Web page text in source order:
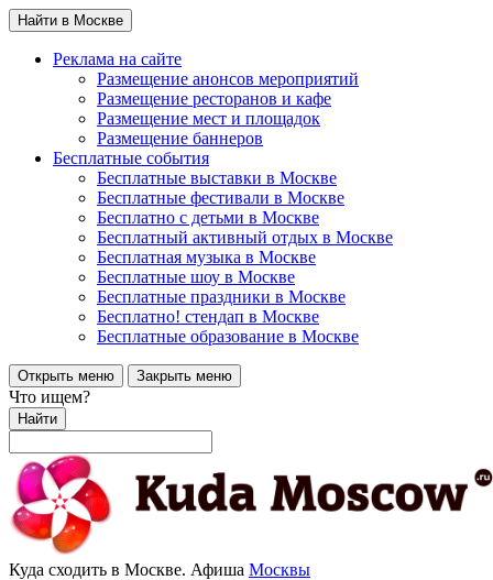
Найти в Москве
Реклама на сайте
Размещение анонсов мероприятий
Размещение ресторанов и кафе
Размещение мест и площадок
Размещение баннеров
Бесплатные события
Бесплатные выставки в Москве
Бесплатные фестивали в Москве
Бесплатно с детьми в Москве
Бесплатный активный отдых в Москве
Бесплатная музыка в Москве
Бесплатные шоу в Москве
Бесплатные праздники в Москве
Бесплатно! стендап в Москве
Бесплатные образование в Москве
Открыть меню Закрыть меню
Что ищем?
Найти
Куда сходить в Москве. Афиша Москвы